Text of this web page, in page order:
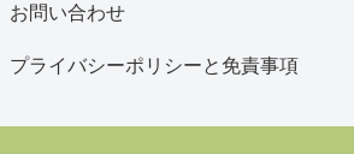
お問い合わせ
プライバシーポリシーと免責事項